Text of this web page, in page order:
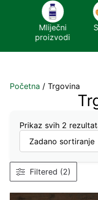
Mliječni
proizvodi
Početna / Trgovina
Prikaz svih 2
Filtered (2)